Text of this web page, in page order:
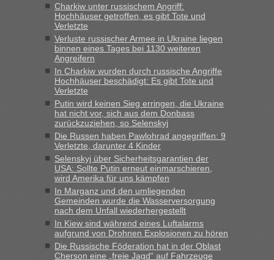
Milliarden aufgedeckt
„Kein Zoll. Du musst an sich nur sagen dass das privat ist
und du nicht damit handeln willst. So lange das nicht
Originalverpackt ist und ersichlich das nicht neu sollte es
keine Probleme geben“
Recht, Visa und Dokumente • Deklaration
gebrauchter Kleidung beim Zoll
„Hallo Leute, ich weiß nicht, ob ich hier richtig bin mit meiner
Anfrage. Ich möchte 4 Umzugskartons mit gebrauchter
Straßen Kleidung bei der Einreise in die Ukraine
mitnehmen. Es ist gebrauchte Kleidung...“
Berichte und Reisetipps • Re: An welchem
Grenzübergang zwischen Polen und der Ukraine geht es am
schnellsten?
„Wir sind mit unserem Wohnmobil, wie geplant am Montag
15.6. in Krakovets rüber. Sehr zeitig los gegen 5 Uhr in der
Früh. Mit sehr sehr wenig Verkehr, super bis zur Grenze. Nur
8 PKW vor der Schranke....“
Charkiw unter russischem Angriff:
Hochhäuser getroffen, es gibt Tote und
Verletzte
Verluste russischer Armee in Ukraine liegen
binnen eines Tages bei 1130 weiteren
Angreifern
In Charkiw wurden durch russische Angriffe
Hochhäuser beschädigt: Es gibt Tote und
Verletzte
Putin wird keinen Sieg erringen, die Ukraine
hat nicht vor, sich aus dem Donbass
zurückzuziehen, so Selenskyj
Die Russen haben Pawlohrad angegriffen: 9
Verletzte, darunter 4 Kinder
Selenskyj über Sicherheitsgarantien der
USA: Sollte Putin erneut einmarschieren,
wird Amerika für uns kämpfen
In Marganz und den umliegenden
Gemeinden wurde die Wasserversorgung
nach dem Unfall wiederhergestellt
In Kiew sind während eines Luftalarms
aufgrund von Drohnen Explosionen zu hören
Die Russische Föderation hat in der Oblast
Cherson eine „freie Jagd“ auf Fahrzeuge